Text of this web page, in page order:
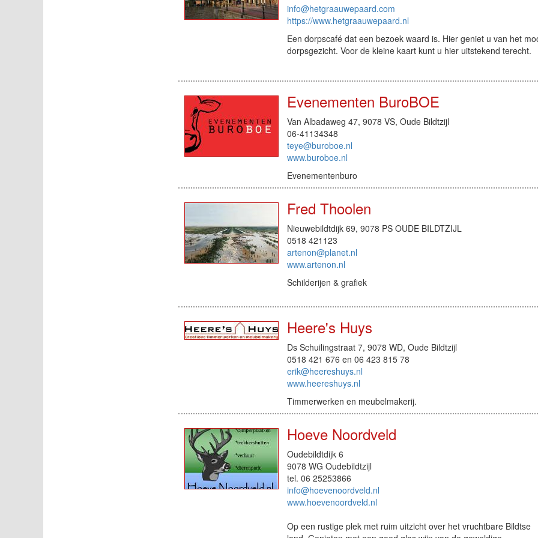
info@hetgraauwepaard.com
https://www.hetgraauwepaard.nl
Een dorpscafé dat een bezoek waard is. Hier geniet u van het
dorpsgezicht. Voor de kleine kaart kunt u hier uitstekend terecht.
Evenementen BuroBOE
Van Albadaweg 47, 9078 VS, Oude Bildtzijl
06-41134348
teye@buroboe.nl
www.buroboe.nl
Evenementenburo
Fred Thoolen
Nieuwebildtdijk 69, 9078 PS OUDE BILDTZIJL
0518 421123
artenon@planet.nl
www.artenon.nl
Schilderijen & grafiek
Heere's Huys
Ds Schuilingstraat 7, 9078 WD, Oude Bildtzijl
0518 421 676 en 06 423 815 78
erik@heereshuys.nl
www.heereshuys.nl
Timmerwerken en meubelmakerij.
Hoeve Noordveld
Oudebildtdijk 6
9078 WG Oudebildtzijl
tel. 06 25253866
info@hoevenoordveld.nl
www.hoevenoordveld.nl
Op een rustige plek met ruim uitzicht over het vruchtbare Bildtse